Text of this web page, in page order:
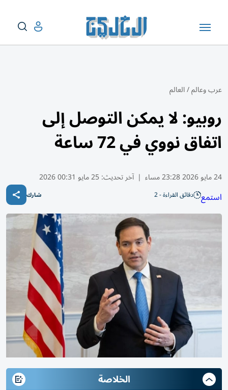
عرب وعالم/العالم
روبيو: لا يمكن التوصل إلى
اتفاق نووي في 72 ساعة
24 مايو 2026 23:28 مساء | آخر تحديث:25 مايو 00:31 2026
استمع دقائق القراءة - 2 شارك
الخلاصة